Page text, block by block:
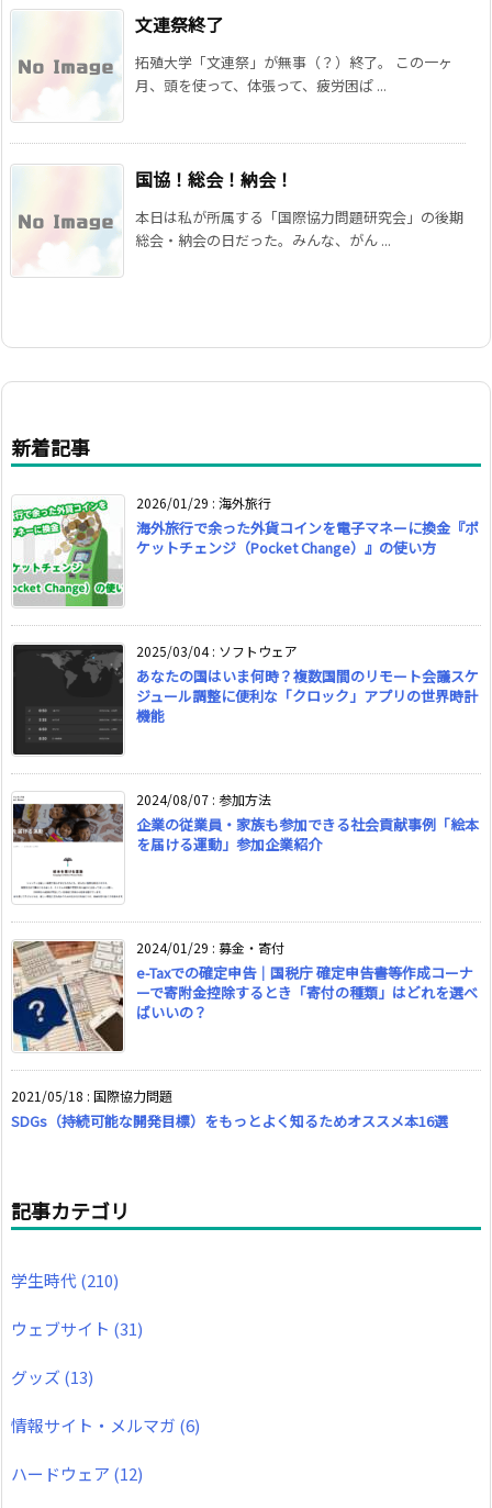
文連祭終了
拓殖大学「文連祭」が無事（？）終了。 この一ヶ
月、頭を使って、体張って、疲労困ぱ ...
国協！総会！納会！
本日は私が所属する「国際協力問題研究会」の後期
総会・納会の日だった。みんな、がん ...
新着記事
2026/01/29 : 海外旅行
海外旅行で余った外貨コインを電子マネーに換金『ポ
ケットチェンジ（Pocket Change）』の使い方
2025/03/04: ソフトウェア
あなたの国はいま何時？複数国間のリモート会議スケ
ジュール調整に便利な「クロック」アプリの世界時計
機能
2024/08/07 : 参加方法
企業の従業員・家族も参加できる社会貢献事例「絵本
を届ける運動」参加企業紹介
2024/01/29 : 募金・寄付
e-Taxでの確定申告｜国税庁 確定申告書等作成コーナ
ーで寄附金控除するとき「寄付の種類」はどれを選べ
ばいいの？
2021/05/18 : 国際協力問題
SDGs（持続可能な開発目標）をもっとよく知るためオススメ本16選
記事カテゴリ
学生時代(210)
ウェブサイト (31)
グッズ (13)
情報サイト・メルマガ (6)
ハードウェア (12)